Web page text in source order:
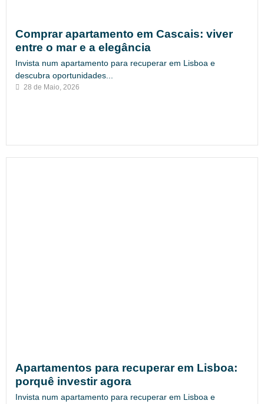
Comprar apartamento em Cascais: viver
entre o mar e a elegância
Invista num apartamento para recuperar em Lisboa e
descubra oportunidades...
28 de Maio, 2026
Apartamentos para recuperar em Lisboa:
porquê investir agora
Invista num apartamento para recuperar em Lisboa e